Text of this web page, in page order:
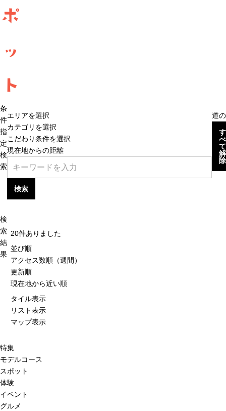
ポ
ッ
ト
条
件
指
定
検
索
エリアを選択
カテゴリを選択
こだわり条件を選択
現在地からの距離
検索
道
す
べ
て
解
除
検
索
結
果
20件ありました
並び順
アクセス数順（週間）
更新順
現在地から近い順
タイル表示
リスト表示
マップ表示
特集
モデルコース
スポット
体験
イベント
グルメ